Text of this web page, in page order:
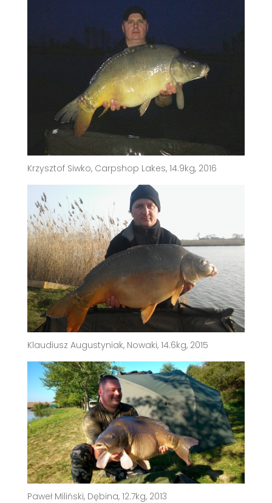
Krzysztof Siwko, Carpshop Lakes, 14.9kg, 2016
Klaudiusz Augustyniak, Nowaki, 14.6kg, 2015
Paweł Miliński, Dębina, 12.7kg, 2013